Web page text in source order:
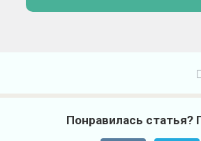
Понравилась статья?